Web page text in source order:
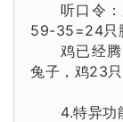
听口令
59-35=24只
鸡已经
兔子，鸡23只
4.特异功